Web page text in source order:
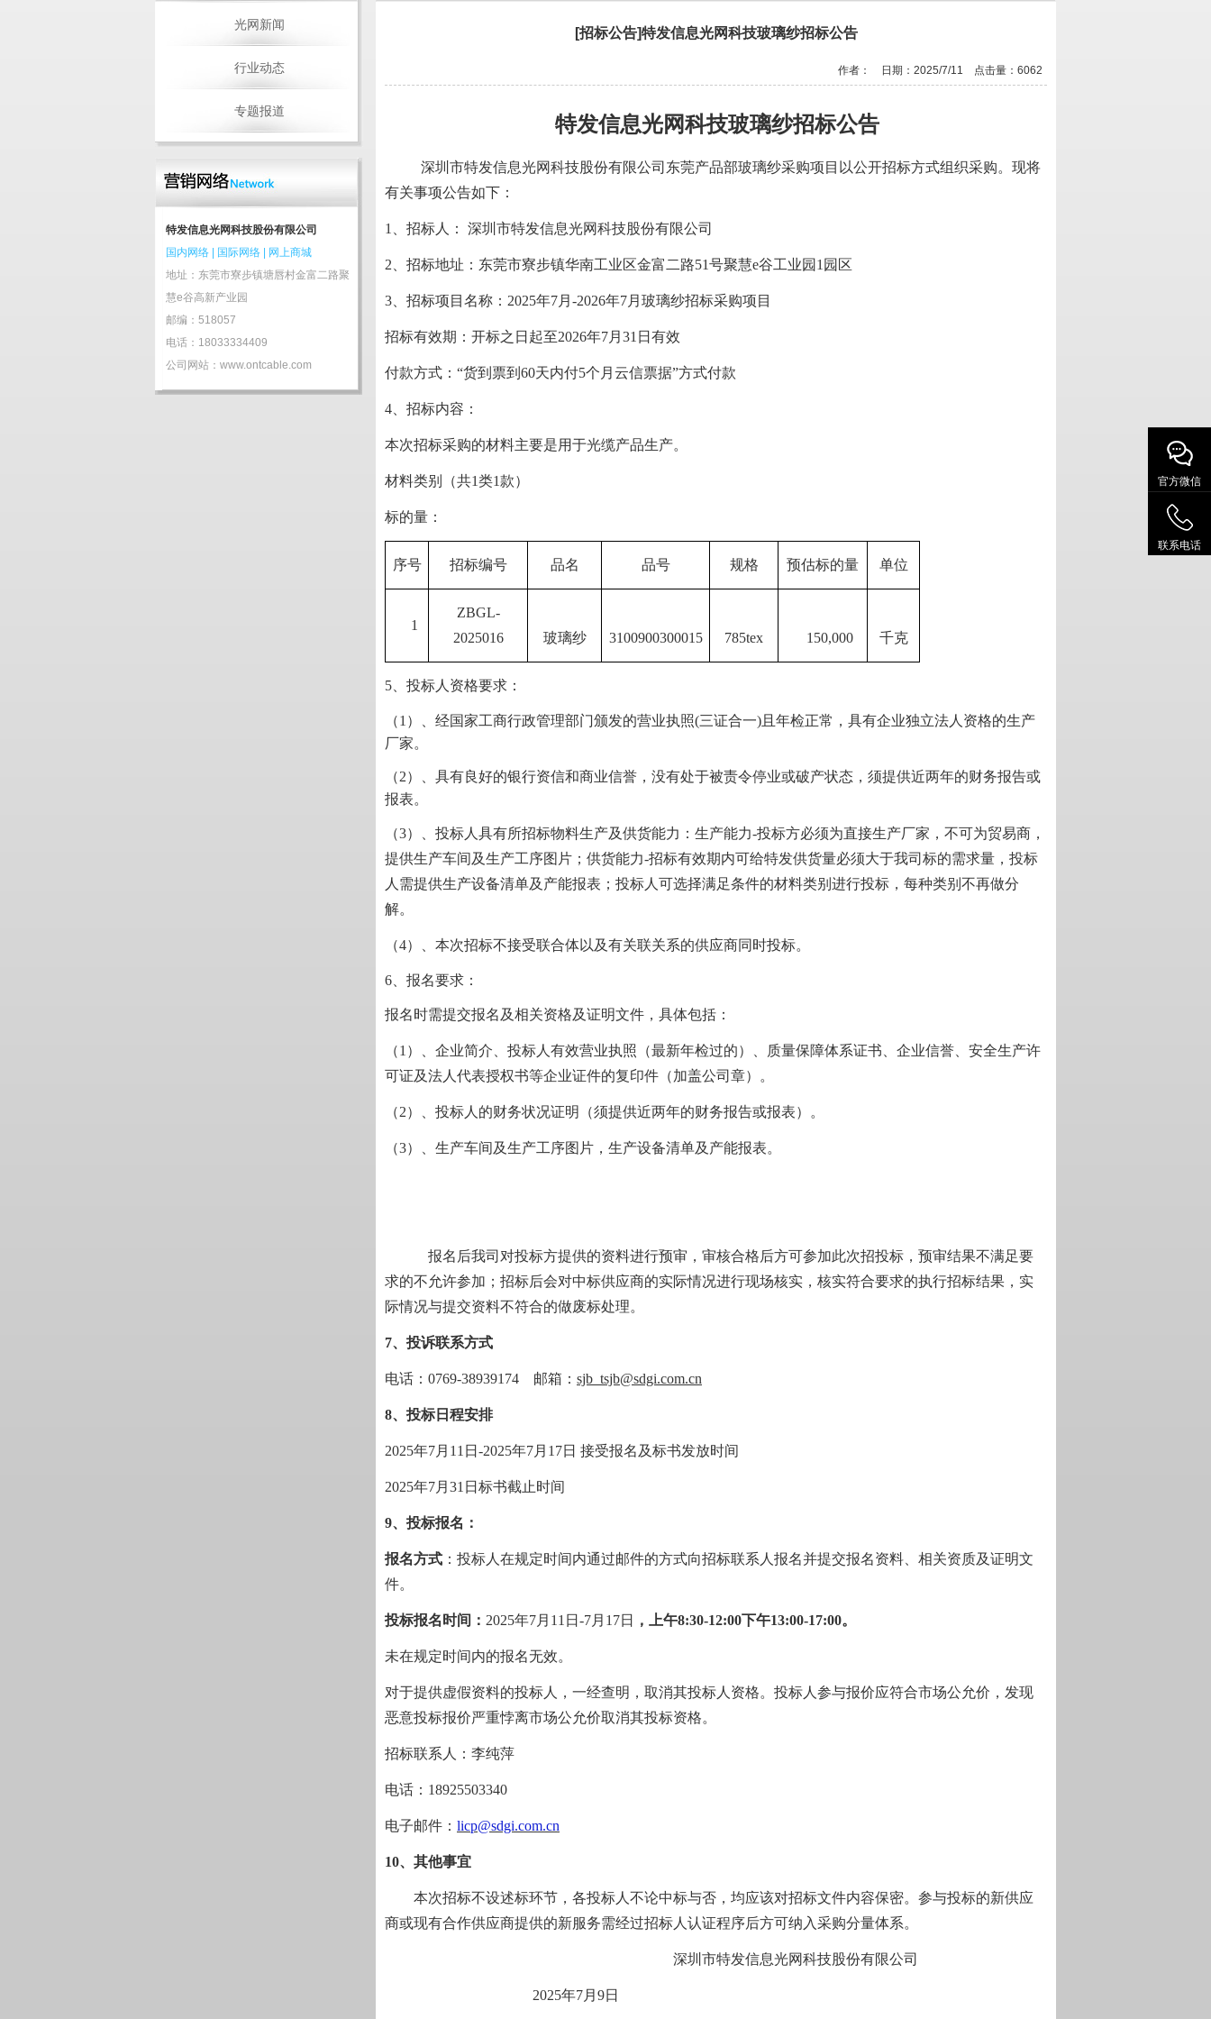
光网新闻
行业动态
专题报道
特发信息光网科技股份有限公司
国内网络
国际网络
网上商城
地址：东莞市寮步镇塘唇村金富二路聚
慧e谷高新产业园
邮编：518057
电话：18033334409
公司网站：www.ontcable.com
[招标公告]特发信息光网科技玻璃纱招标公告
作者： 日期：2025/7/11 点击量： 6062
特发信息光网科技玻璃纱招标公告
深圳市特发信息光网科技股份有限公司 东莞产品部玻璃纱采购项目以公开招标方式组织采购。现将
有关事项公告如下：
1、招标人： 深圳市特发信息光网科技股份有限公司
2、招标地址：东莞市寮步镇华南工业区金富二路51号聚慧e谷工业园 1园区
3、招标项目名称： 2025年7月 -2026年7月 玻璃纱招标采购项目
招标有效期：开标之日起至2026年7月 31 日 有效
付款方式： “货到票到 60天内付5个月 云信票据”方式付款
4、招标内容：
本次招标采购的材料主要是用于光缆产品生产。
材料类别（共1类1款）
标的量：
序号 招标编号 品名 品号 规格 预估标的量 单位
1
ZBGL-
2025016 玻璃纱 3100900300015 785tex 150,000 千克
5、投标人资格要求：
（1）、经国家工商行政管理部门颁发的营业执照(三证合一)且年检正常，具有企业独立法人资格的生产
厂家。
（2）、具有良好的银行资信和商业信誉，没有处于被责令停业或破产状态，须提供近两年的财务报告或
报表。
（3）、投标人具有所招标物料生产及供货能力：生产能力-投标方必须为直接生产厂家， 不可为贸易商，
提供生产车间及生产工序图片；供货能力-招标有效期内可给特发供货量必须大于我司标的需求量，投标
人需提供生产设备清单及产能报表；投标人可选择满足条件的材料类别进行投标，每种类别不再做分
解。
（4）、本次招标不接受联合体以及有关联关系的供应商同时投标。
6、报名要求：
报名时需提交报名及相关资格及证明文件，具体包括：
（1）、企业简介、投标人有效营业执照（最新年检过的）、质量保障体系证书、企业信誉、安全生产许
可证及法人代表授权书等企业证件的复印件（加盖公司章）。
（2）、投标人的财务状况证明（须提供近两年的财务报告或报表）。
（3）、生产车间及生产工序图片，生产设备清单及产能报表。
报名后我司对投标方提供的资料进行预审，审核合格后方可参加此次招投标，预审结果不满足要
求的不允许参加；招标后会对中标供应商的实际情况进行现场核实，核实符合要求的执行招标结果，实
际情况与提交资料不符合的做废标处理。
7、投诉联系方式
电话： 0769-38939174 邮箱： sjb_tsjb@sdgi.com.cn
8、投标日程安排
2025年7月 11 日 -2025年7月 17日 接受报名及标书发放时间
2025年7月 31 日标书截止时间
9、投标报名：
报名方式 ：投标人 在规定时间内通过邮件的方式向招标联系人报名并提交报名资料、相关资质及证明文
件。
投标报名时间 ： 2025年7月 11 日 -7月 17日 ， 上午8:30-12:00下午13:00-17:00。
未在规定时间内的报名无效。
对于提供虚假资料的投标人，一经查明，取消其投标人资格。投标人参与报价应符合市场公允价，发现
恶意投标报价严重悖离市场公允价取消其投标资格。
招标联系人： 李纯萍
电话： 18925503340
电子邮件： licp@sdgi.com.cn
10、其他事宜
本次招标不设述标环节，各投标人不论中标与否，均应该对招标文件内容保密。参与投标的新供应
商或现有合作供应商提供的新服务需经过招标人认证程序后方可纳入采购分量体系。
深圳市特发信息光网科技股份有限公司
2025年7月 9日
官方微信
联系电话